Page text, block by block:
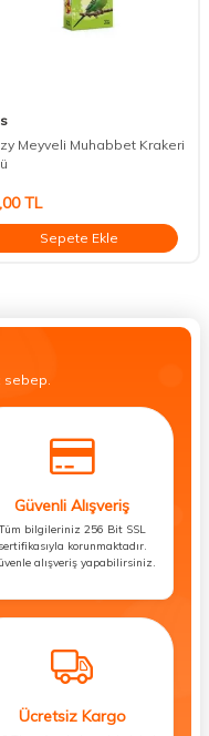
Meyveli Muhabbet Krakeri
TL
Sepete Ekle
Güvenli Alışveriş
bilgileriniz 256 Bit SSL
sertifikasıyla korunmaktadır.
alışveriş yapabilirsiniz.
Ücretsiz Kargo